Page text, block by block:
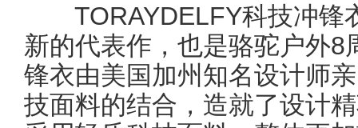
TORAYDELFY科技冲锋
新的代表作，也是骆驼户外
锋衣由美国加州知名设计师
技面料的结合，造就了设计